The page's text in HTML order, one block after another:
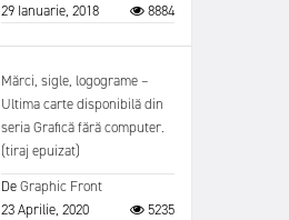
29 Ianuarie, 2018
8884
Mărci, sigle, logograme –
Ultima carte disponibilă din
seria Grafică fără computer.
(tiraj epuizat)
DeGraphic Front
23 Aprilie, 2020
5235